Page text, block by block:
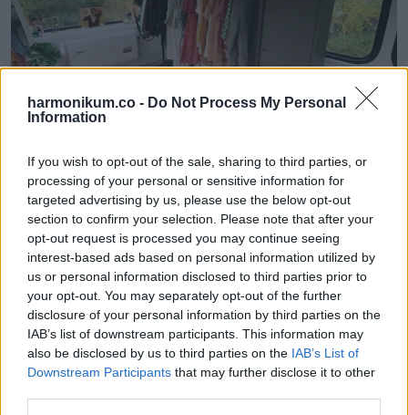
harmonikum.co - Do Not Process My Personal
Information
If you wish to opt-out of the sale, sharing to third parties, or
processing of your personal or sensitive information for
targeted advertising by us, please use the below opt-out
section to confirm your selection. Please note that after your
opt-out request is processed you may continue seeing
interest-based ads based on personal information utilized by
us or personal information disclosed to third parties prior to
your opt-out. You may separately opt-out of the further
disclosure of your personal information by third parties on the
IAB’s list of downstream participants. This information may
also be disclosed by us to third parties on the IAB’s List of
Downstream Participants that may further disclose it to other
Hogy a busz meleg maradjon, Charlie és Luke a földszinti
fatüzelésű kandalló mellé egy új fűtőberendezést is
beszereltetett.